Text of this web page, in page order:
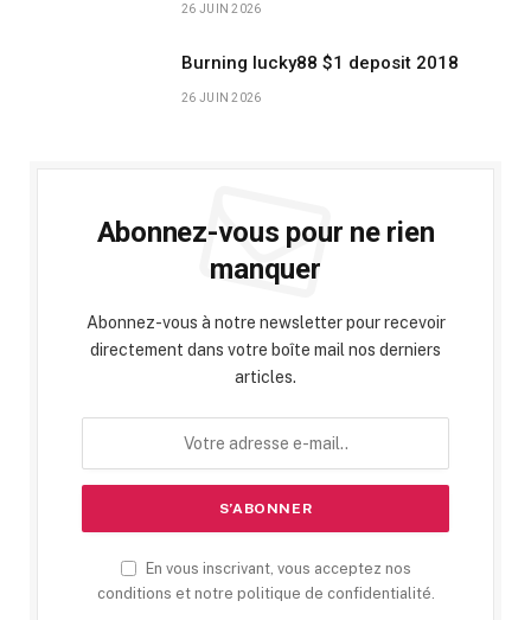
26 JUIN 2026
Burning lucky88 $1 deposit 2018
26 JUIN 2026
Abonnez-vous pour ne rien
manquer
Abonnez-vous à notre newsletter pour recevoir
directement dans votre boîte mail nos derniers
articles.
En vous inscrivant, vous acceptez nos
conditions et notre politique de confidentialité.